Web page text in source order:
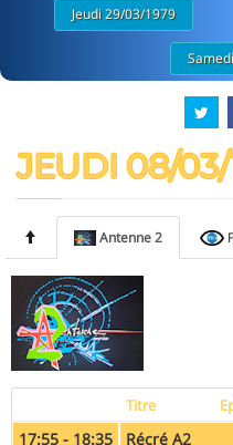
Jeudi 29/03/1979
JEUDI 08/03/
Antenne 2
Titre
17:55 - 18:35 Récré A2